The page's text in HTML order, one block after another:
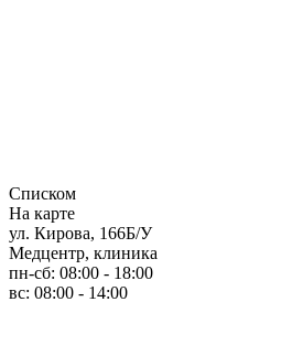
Списком
На карте
ул. Кирова, 166Б/У
Медцентр, клиника
пн-сб: 08:00 - 18:00
вс: 08:00 - 14:00